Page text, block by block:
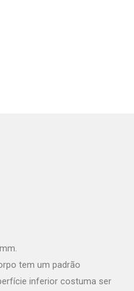
tem um padrão
inferior costuma ser